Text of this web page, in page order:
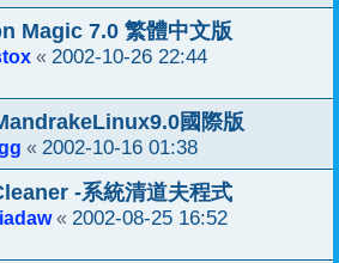
Magic 7.0 繁體中文版
« 2002-10-26 22:44
國際版
« 2002-10-16 01:38
-系統清道夫程式
« 2002-08-25 16:52